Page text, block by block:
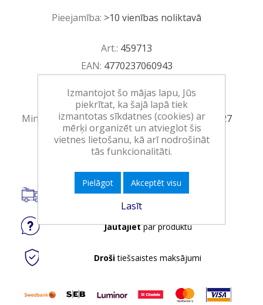
Pieejamība: >10 vienības noliktavā
Art.: 459713
EAN: 4770237060943
Minimālais daudzums:1
Minimālais preces derīguma termiņš:06.06.2027
Ielikt grozā
Saņemšana tikai Veikalā
Jautājietpar produktu
Drošitiešsaistes maksājumi
Izmantojot šo mājas lapu, Jūs
piekrītat, ka šajā lapā tiek
izmantotas sīkdatnes (cookies) ar
mērķi organizēt un atvieglot šis
vietnes lietošanu, kā arī nodrošināt
tās funkcionalitāti.
Pielāgot Akceptēt visu
Lasīt